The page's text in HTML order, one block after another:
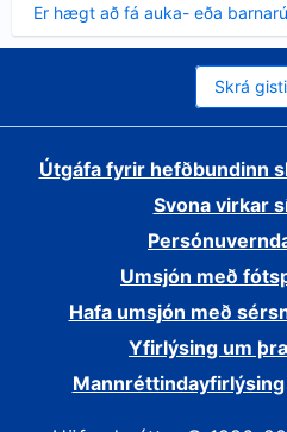
Er hægt að fá auka- eða
sýnt
Skrá
Útgáfa fyrir hefðbundinn
Svona virkar
Umsjón með
Hafa umsjón með
Yfirlýsing um
Mannréttindayfirlýsing